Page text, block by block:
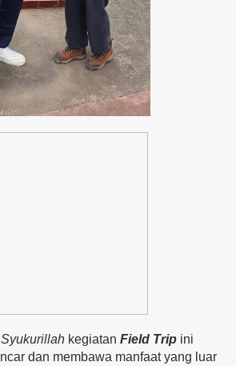
kegiatan Field Trip ini
dan membawa manfaat yang luar